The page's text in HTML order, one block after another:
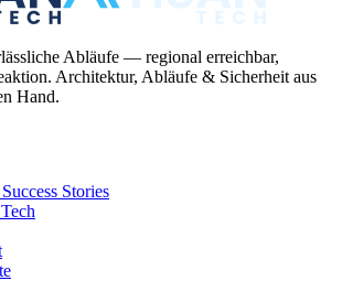
Abläufe — regional erreichbar,
Architektur, Abläufe & Sicherheit aus
Hand.
Stories